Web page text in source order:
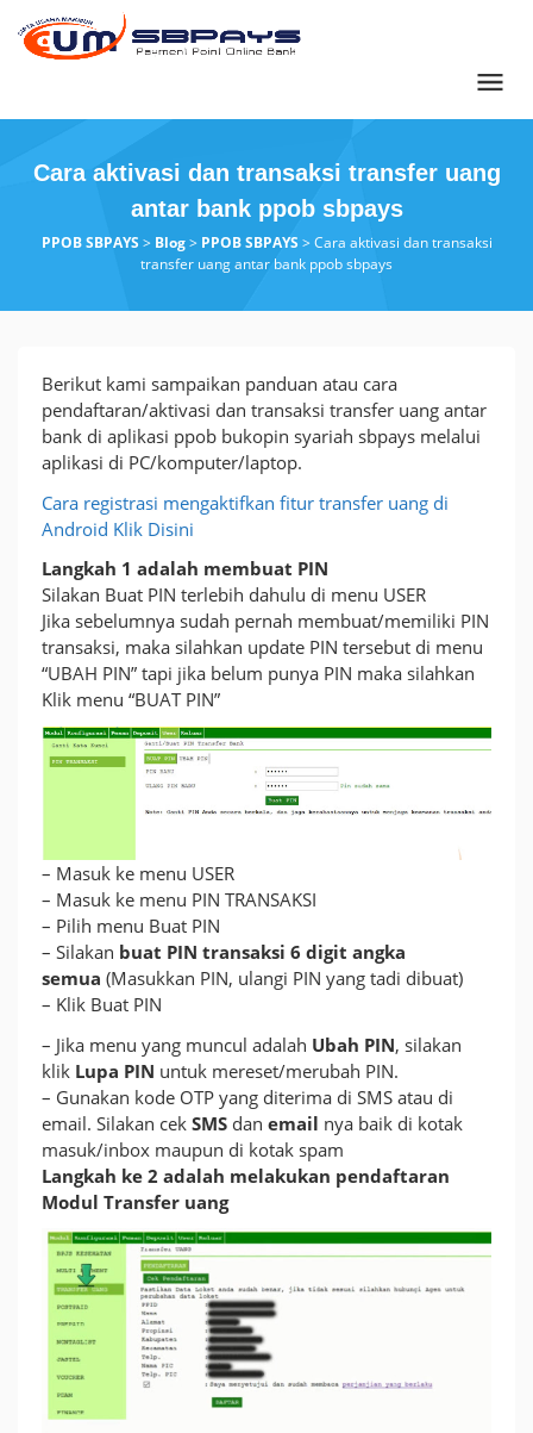
Loncat
konten
Cara aktivasi dan transaksi transfer uang
antar bank ppob sbpays
PPOB SBPAYS > Blog> PPOB SBPAYS >Cara aktivasi dan transaksi
transfer uang antar bank ppob sbpays
Cara
aktivasi
dan
transaksi
uang
antar
bank
ppob
sbpays
Berikut kami sampaikan panduan atau cara
pendaftaran/aktivasi dan transaksi transfer uang antar
bank di aplikasi ppob bukopin syariah sbpays melalui
aplikasi di PC/komputer/laptop.
Cara registrasi mengaktifkan fitur transfer uang di
Android Klik Disini
Langkah 1 adalah membuat PIN
Silakan Buat PIN terlebih dahulu di menu USER
Jika sebelumnya sudah pernah membuat/memiliki PIN
transaksi, maka silahkan update PIN tersebut di menu
“UBAH PIN” tapi jika belum punya PIN maka silahkan
Klik menu “BUAT PIN”
– Masuk ke menu USER
– Masuk ke menu PIN TRANSAKSI
– Pilih menu Buat PIN
– Silakan buat PIN transaksi 6 digit angka
semua (Masukkan PIN, ulangi PIN yang tadi dibuat)
– Klik Buat PIN
– Jika menu yang muncul adalah Ubah PIN, silakan
klik Lupa PIN untuk mereset/merubah PIN.
– Gunakan kode OTP yang diterima di SMS atau di
email. Silakan cek SMS dan email nya baik di kotak
masuk/inbox maupun di kotak spam
Langkah ke 2 adalah melakukan pendaftaran
Modul Transfer uang